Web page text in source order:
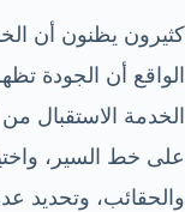
كثيرون يظنون أن
الواقع أن الجودة
الخدمة الاستقبال
على خط السير،
والحقائب، وتحديد